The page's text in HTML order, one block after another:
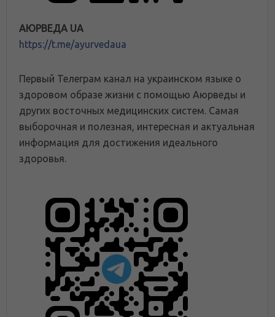
АЮРВЕДА UA
https://t.me/ayurvedaua
Первый Телеграм канал на украинском языке о
здоровом образе жизни с помощью Аюрведы и
других восточных медицинских систем. Самая
выборочная и полезная, интересная и актуальная
информация для достижения идеального
здоровья.